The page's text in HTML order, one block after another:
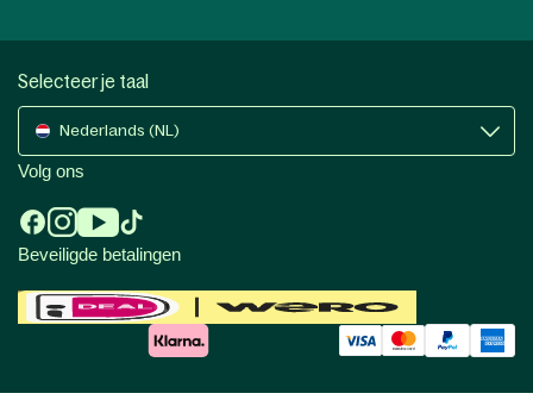
Selecteer je taal
Nederlands (NL)
Volg ons
Beveiligde betalingen